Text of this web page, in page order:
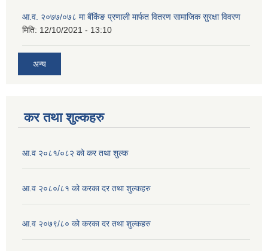
आ.व. २०७७/०७८ मा बैंकिंङ प्रणाली मार्फत वितरण सामाजिक सुरक्षा विवरण
मिति: 12/10/2021 - 13:10
अन्य
कर तथा शुल्कहरु
आ.व २०८१/०८२ को कर तथा शुल्क
आ.व २०८०/८१ को करका दर तथा शुल्कहरु
आ.व २०७९/८० को करका दर तथा शुल्कहरु